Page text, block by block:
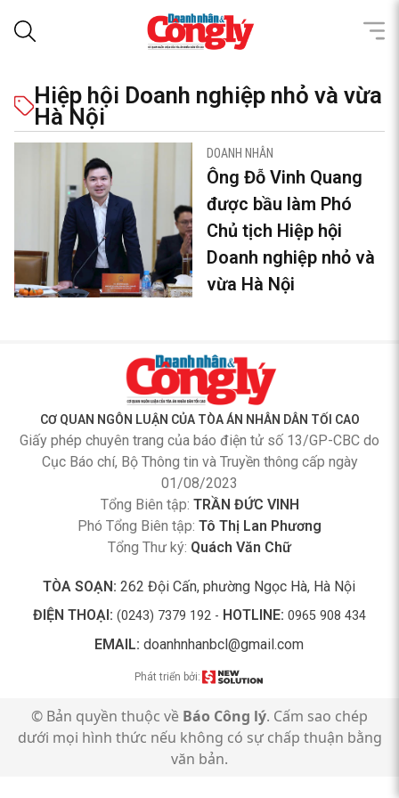
Hiệp hội Doanh nghiệp nhỏ và vừa
Hà Nội
DOANH NHÂN
Ông Đỗ Vinh Quang
được bầu làm Phó
Chủ tịch Hiệp hội
Doanh nghiệp nhỏ và
vừa Hà Nội
CƠ QUAN NGÔN LUẬN CỦA TÒA ÁN NHÂN DÂN TỐI CAO
Giấy phép chuyên trang của báo điện tử số 13/GP-CBC do
Cục Báo chí, Bộ Thông tin và Truyền thông cấp ngày
01/08/2023
Tổng Biên tập: TRẦN ĐỨC VINH
Phó Tổng Biên tập: Tô Thị Lan Phương
Tổng Thư ký: Quách Văn Chữ
TÒA SOẠN: 262 Đội Cấn, phường Ngọc Hà, Hà Nội
ĐIỆN THOẠI: (0243) 7379 192 - HOTLINE: 0965 908 434
EMAIL: doanhnhanbcl@gmail.com
Phát triển bởi:
© Bản quyền thuộc về Báo Công lý. Cấm sao chép
dưới mọi hình thức nếu không có sự chấp thuận bằng
văn bản.